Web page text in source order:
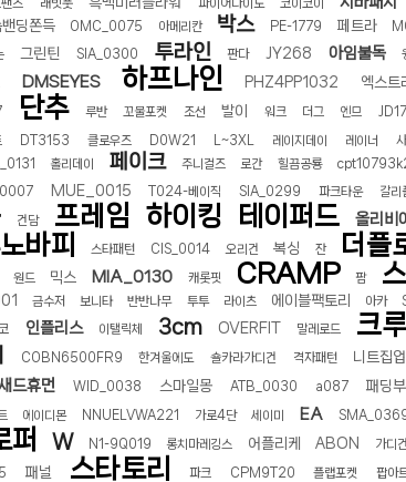
츠 래빗풋 파이어다이노 코이코이
딩쫀득 OMC_0075 아메리칸 박스 PE-1779 페트라
그린틴 SIA_0300 투라인 판다 JY268 아임불독
DMSEYES 하프나인 PHZ4PP1032 엑스트
단추 루반 꼬물포켓 조선 발이 워크 더그 엔므
DT3153 클로우즈 D0W21 L~3XL 레이지데이 레이너
홀리데이 페이크 주니걸즈 로간 힐끔공룡
MUE_0015 T024-베이직 SIA_0299 파크타운 갈리
건담 프레임 하이킹 테이퍼드 올리비
바피 스타패턴 CIS_0014 오리건 복싱 잔 더플
원드 믹스 MIA_0130 캐롯핏 CRAMP 팜
금수저 보니타 반반나무 투투 라이츠 에이블팩토리 아카
인플리스 이탤릭체 3cm OVERFIT 말레로드 크
COBN6500FR9 한겨울에도 숄카라가디건 격자패턴 니트집업
드휴먼 WID_0038 스마일몽 ATB_0030 a087 패딩
에이디몬 NNUELVWA221 가로4단 세이미 EA
퍼 W N1-9Q019 롱치마레깅스 어플리케 ABON 가디
패널 스타토리 파크 CPM9T20 플랩포켓 팝아